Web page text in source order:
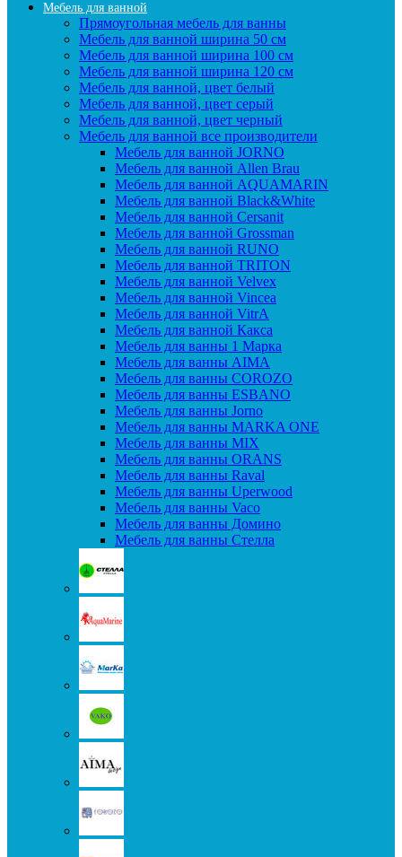
Мебель для ванной
Прямоугольная мебель для ванны
Мебель для ванной ширина 50 см
Мебель для ванной ширина 100 см
Мебель для ванной ширина 120 см
Мебель для ванной, цвет белый
Мебель для ванной, цвет серый
Мебель для ванной, цвет черный
Мебель для ванной все производители
Мебель для ванной JORNO
Мебель для ванной Allen Brau
Мебель для ванной AQUAMARIN
Мебель для ванной Black&White
Мебель для ванной Cersanit
Мебель для ванной Grossman
Мебель для ванной RUNO
Мебель для ванной TRITON
Мебель для ванной Velvex
Мебель для ванной Vincea
Мебель для ванной VitrA
Мебель для ванной Какса
Мебель для ванны 1 Марка
Мебель для ванны AIMA
Мебель для ванны COROZO
Мебель для ванны ESBANO
Мебель для ванны Jorno
Мебель для ванны MARKA ONE
Мебель для ванны MIX
Мебель для ванны ORANS
Мебель для ванны Raval
Мебель для ванны Uperwood
Мебель для ванны Vaco
Мебель для ванны Домино
Мебель для ванны Стелла